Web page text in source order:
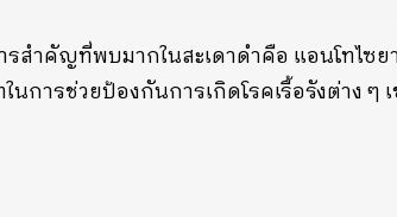
สำคัญที่พบมากในสะเดาดำคือ แอนโทไซ
นการช่วยป้องกันการเกิดโรคเรื้อรังต่าง ๆ